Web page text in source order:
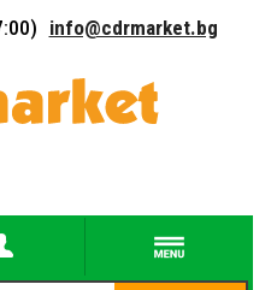
info@cdrmarket.bg